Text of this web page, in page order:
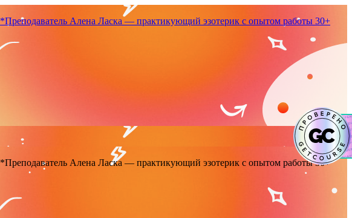
*Преподаватель Аленa Ласка — практикующий эзотерик с опытом работы 30+
*Преподаватель Аленa Ласка — практикующий эзотерик с опытом работы 30+